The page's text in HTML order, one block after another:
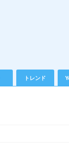
トレンド